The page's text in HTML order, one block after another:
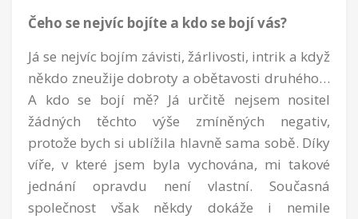
Čeho se nejvíc bojíte a kdo se bojí vás?
Já se nejvíc bojím závisti, žárlivosti, intrik a když
někdo zneužije dobroty a obětavosti druhého…
A kdo se bojí mě? Já určitě nejsem nositel
žádných těchto výše zmíněných negativ,
protože bych si ublížila hlavně sama sobě. Díky
víře, v které jsem byla vychována, mi takové
jednání opravdu není vlastní. Současná
společnost však někdy dokáže i nemile